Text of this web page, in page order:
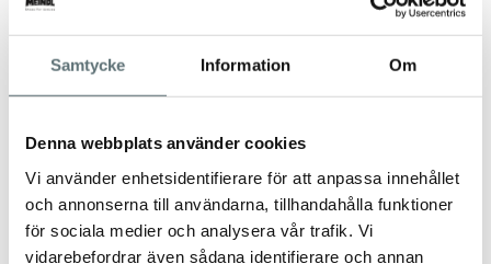
Samtycke Information Om
Denna webbplats använder cookies
Vi använder enhetsidentifierare för att anpassa innehållet
och annonserna till användarna, tillhandahålla funktioner
för sociala medier och analysera vår trafik. Vi
vidarebefordrar även sådana identifierare och annan